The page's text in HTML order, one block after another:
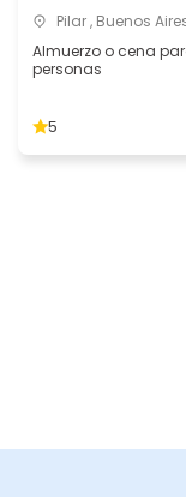
Pilar , Buenos
Almuerzo o cena
personas
5